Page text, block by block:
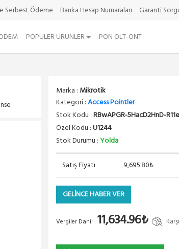
Serbest Ödeme Banka Hesap Numaraları Garanti
POPÜLER ÜRÜNLER PON OLT-ONT
Marka : Mikrotik
Kategori :Access Pointler
Stok Kodu :RBwAPGR-5HacD2HnD-
Özel Kodu :U1244
Stok Durumu :Yolda
Satış Fiyatı 9,695.80₺
GELİNCE HABER VER
Vergiler Dahil : 11,634.96₺